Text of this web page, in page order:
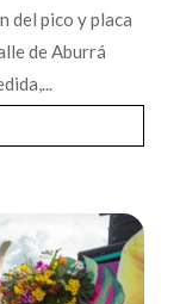
del pico y placa
de Aburrá